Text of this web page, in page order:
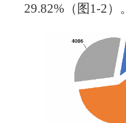
29.82%（图1-2）。